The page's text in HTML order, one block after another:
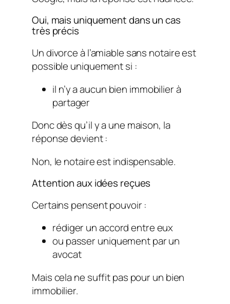
Oui, mais uniquement dans un cas
très précis
Un divorce à l’amiable sans notaire est
possible uniquement si :
il n’y a aucun bien immobilier à
partager
Donc dès qu’il y a une maison, la
réponse devient :
Non, le notaire est indispensable.
Attention aux idées reçues
Certains pensent pouvoir :
rédiger un accord entre eux
ou passer uniquement par un
avocat
Mais cela ne suffit pas pour un bien
immobilier.